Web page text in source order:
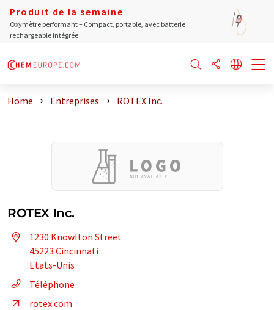
Produit de la semaine
Oxymètre performant – Compact, portable, avec batterie
rechargeable intégrée
Home Entreprises ROTEX Inc.
ROTEX Inc.
1230 Knowlton Street
45223 Cincinnati
Etats-Unis
Téléphone
rotex.com